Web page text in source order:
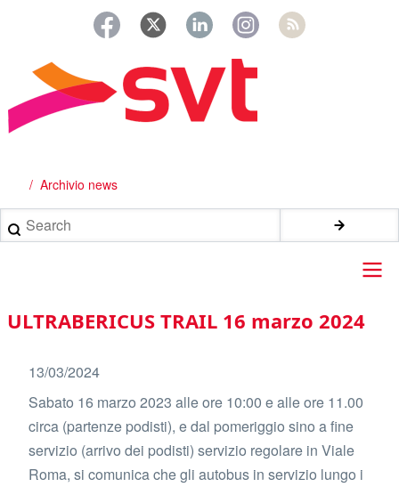
principale
Briciole
di
pane
Archivio news
Search
Main
navigation
ULTRABERICUS TRAIL 16 marzo 2024
13/03/2024
Sabato 16 marzo 2023 alle ore 10:00 e alle ore 11.00
circa (partenze podisti), e dal pomeriggio sino a fine
servizio (arrivo dei podisti) servizio regolare in Viale
Roma, si comunica che gli autobus in servizio lungo i